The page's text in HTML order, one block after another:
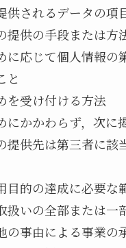
供されるデータの項
提供の手段または方
に応じて個人情報の
と
を受け付ける方法
にかかわらず，次に
提供先は第三者に該
目的の達成に必要な
扱いの全部または一
の事由による事業の